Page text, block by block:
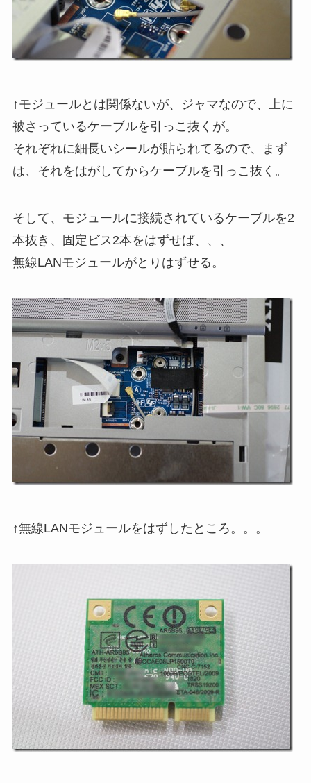
↑モジュールとは関係ないが、ジャマなので、上に
被さっているケーブルを引っこ抜くが。
それぞれに細長いシールが貼られてるので、まず
は、それをはがしてからケーブルを引っこ抜く。
そして、モジュールに接続されているケーブルを2
本抜き、固定ビス2本をはずせば、、、
無線LANモジュールがとりはずせる。
↑無線LANモジュールをはずしたところ。。。